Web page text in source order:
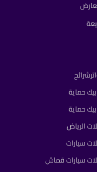
حماية
حماية
الرياض
سيارات
سيارات قماش